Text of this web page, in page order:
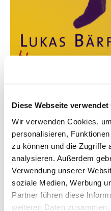
Diese Webseite verwendet
Wir verwenden Cookies,
personalisieren,
zu können und die Zugriffe
analysieren. Außerdem
Verwendung unserer
soziale Medien, Werbung
Partner führen diese
weiteren Daten
Longlist 2008
Hundert Tage